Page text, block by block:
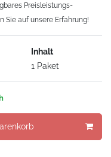
Preisleistungs-
Sie auf unsere Erfahrung!
Inhalt
1 Paket